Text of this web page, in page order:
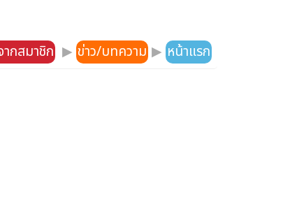
ากสมาชิก ▶ ข่าว/บทความ ▶ หน้าแรก